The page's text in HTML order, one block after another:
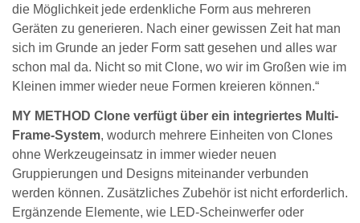
die Möglichkeit jede erdenkliche Form aus mehreren
Geräten zu generieren. Nach einer gewissen Zeit hat man
sich im Grunde an jeder Form satt gesehen und alles war
schon mal da. Nicht so mit Clone, wo wir im Großen wie im
Kleinen immer wieder neue Formen kreieren können.“
MY METHOD Clone verfügt über ein integriertes Multi-
Frame-System, wodurch mehrere Einheiten von Clones
ohne Werkzeugeinsatz in immer wieder neuen
Gruppierungen und Designs miteinander verbunden
werden können. Zusätzliches Zubehör ist nicht erforderlich.
Ergänzende Elemente, wie LED-Scheinwerfer oder